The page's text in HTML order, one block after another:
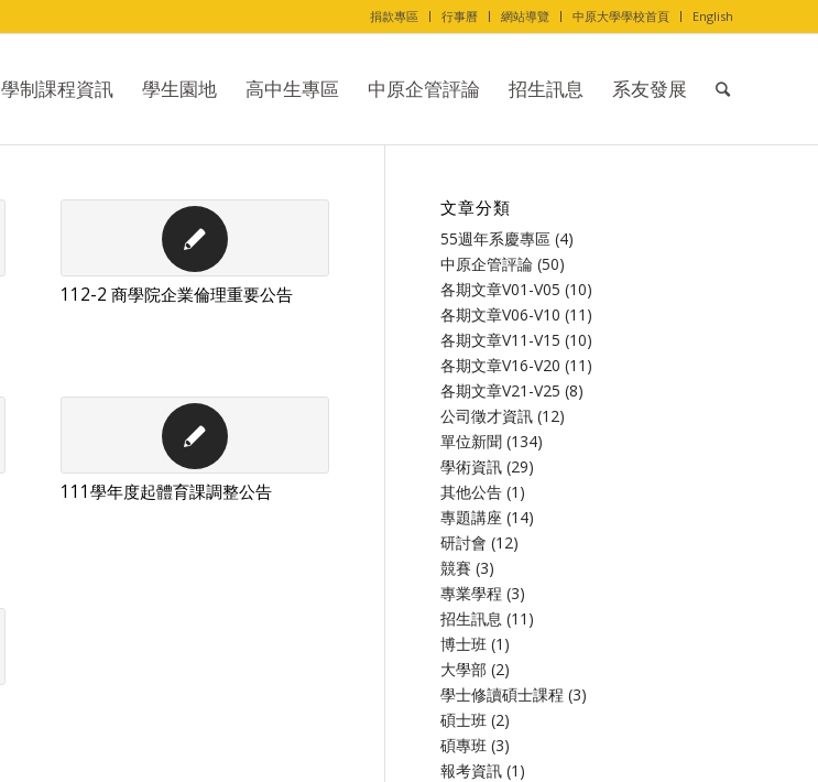
捐款專區 行事曆 網站導覽 中原大學學校首頁 English
學制課程資訊 學生園地 高中生專區 中原企管評論 招生訊息 系友發展
112-2 商學院企業倫理重要公告
111學年度起體育課調整公告
文章分類
55週年系慶專區 (4)
中原企管評論 (50)
各期文章V01-V05 (10)
各期文章V06-V10 (11)
各期文章V11-V15 (10)
各期文章V16-V20 (11)
各期文章V21-V25 (8)
公司徵才資訊 (12)
單位新聞 (134)
學術資訊 (29)
其他公告 (1)
專題講座 (14)
研討會 (12)
競賽 (3)
專業學程 (3)
招生訊息 (11)
博士班 (1)
大學部 (2)
學士修讀碩士課程 (3)
碩士班 (2)
碩專班 (3)
報考資訊 (1)